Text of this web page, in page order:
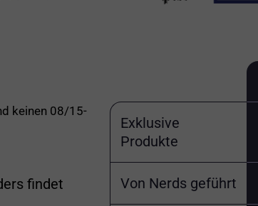
keinen 08/15-
findet
Exklusive
Produkte
Von Nerds geführt